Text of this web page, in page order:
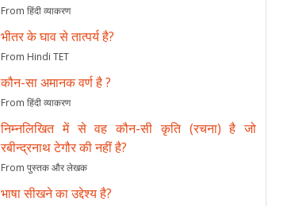
From हिंदी व्याकरण
भीतर के घाव से तात्पर्य है?
From Hindi TET
कौन-सा अमानक वर्ण है ?
From हिंदी व्याकरण
निम्नलिखित में से वह कौन-सी कृति (रचना) है जो
रबीन्द्रनाथ टेगौर की नहीं है?
From पुस्तक और लेखक
भाषा सीखने का उद्देश्य है?